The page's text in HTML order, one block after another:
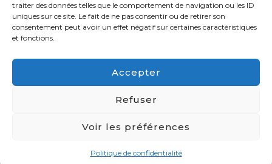
traiter des données telles que le comportement de navigation ou les ID
uniques sur ce site. Le fait de ne pas consentir ou de retirer son
consentement peut avoir un effet négatif sur certaines caractéristiques
et fonctions.
Accepter
Refuser
Voir les préférences
Politique de confidentialité
AudreyFRANÇOIS
+32 (0)486 03 30 58
© Copyright 2026 Audrey FrançoisBlossom PinIt | Développé By